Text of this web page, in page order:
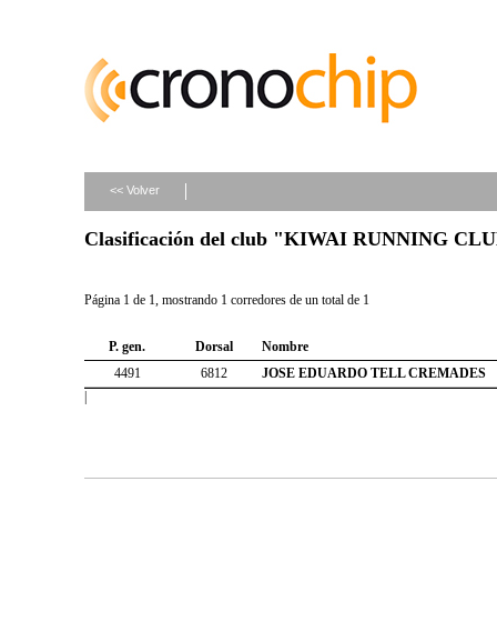
<< Volver
Clasificación del club "KIWAI RUNNING
Página 1 de 1, mostrando 1 corredores de un total de 1
P. gen. Dorsal
Nombre
4491
6812
JOSE EDUARDO TELL CREMADES
|